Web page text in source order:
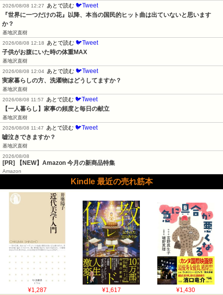
2026/08/08 12:27
あとで読む 🐦Tweet
『世界に一つだけの花』以降、本当の国民的ヒット曲は出ていないと思います
か？
基地沢直樹
2026/08/08 12:18
あとで読む 🐦Tweet
子供がお腹にいた時の体重MAX
基地沢直樹
2026/08/08 12:04 あとで読む 🐦Tweet
実家暮らしの方、洗濯物はどうしてますか？
基地沢直樹
2026/08/08 11:57
あとで読む 🐦Tweet
【一人暮らし】家事の頻度と毎日の献立
基地沢直樹
2026/08/08 11:47
あとで読む 🐦Tweet
嘘泣きできますか？
基地沢直樹
2026/08/08
[PR] 【NEW】Amazon 今月の新商品特集
Amazon
Kindle 最近の売れ筋本
¥1,287 ¥1,617 ¥1,430